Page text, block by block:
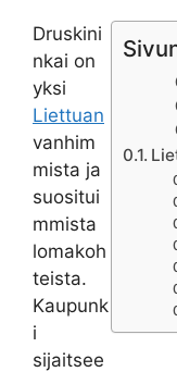
Druskini
nkai on
yksi
Liettuan
vanhim
mista ja
suositui
mmista
lomakoh
teista.
Kaupunk
i
sijaitsee